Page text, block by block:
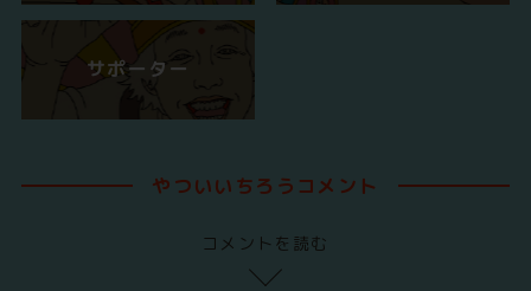
サポーター
やついいちろうコメント
コメントを読む